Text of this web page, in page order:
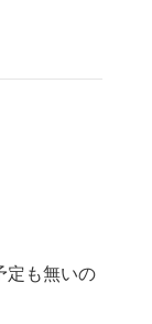
定も無いの